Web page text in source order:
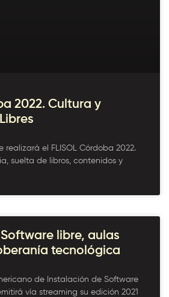
2022. Cultura y
realizará el FLISOL Córdoba 2022.
suelta de libros, contenidos y
Software libre, aulas
tecnológica
de Instalación de Software
vía streaming su edición 2021